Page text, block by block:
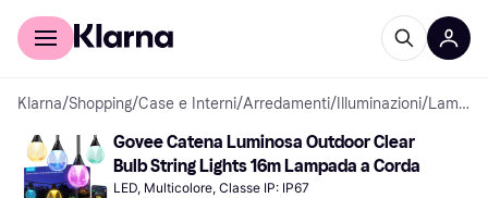
Per il tuo shopping
Klarna/Shopping/Case e Interni/Arredamenti/ Illuminazioni/ Lampade a Corda
Govee Catena Luminosa Outdoor Clear
Bulb String Lights 16m Lampada a Corda
LED, Multicolore, Classe IP: IP67